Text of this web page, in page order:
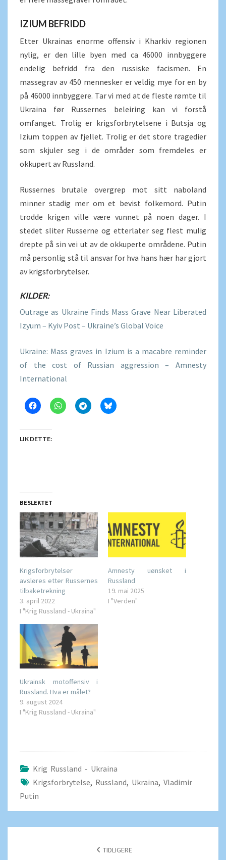
IZIUM BEFRIDD
Etter Ukrainas enorme offensiv i Kharkiv regionen
nylig, er den lille byen med ca 46000 innbyggere
endelig befridd fra den russiske facismen. En
massegrav av 450 mennesker er veldig mye for en by
på 46000 innbyggere. Tar vi med at de fleste rømte til
Ukraina før Russernes beleiring kan vi forstå
omfanget. Trolig er krigsforbrytelsene i Butsja og
Izium toppen av fjellet. Trolig er det store tragedier
som skjuler seg i de områder som fremdeles er
okkupert av Russland.
Russernes brutale overgrep mot sitt naboland
minner stadig mer om et bevist folkemord. Putin
trodde krigen ville være vunnet på noen dager. I
stedet sliter Russerne og etterlater seg flest mulig
drepte på sin vei ut av de okkuperte områdene. Putin
må personlig stå til ansvar for hva hans hær har gjort
av krigsforbrytelser.
KILDER:
Outrage as Ukraine Finds Mass Grave Near Liberated
Izyum – Kyiv Post – Ukraine’s Global Voice
Ukraine: Mass graves in Izium is a macabre reminder
of the cost of Russian aggression – Amnesty
International
LIK DETTE:
BESLEKTET
Krigsforbrytelser
avsløres etter Russernes
tilbaketrekning
3. april 2022
I "Krig Russland - Ukraina"
Amnesty uønsket i
Russland
19. mai 2025
I "Verden"
Ukrainsk motoffensiv i
Russland. Hva er målet?
9. august 2024
I "Krig Russland - Ukraina"
Krig Russland - Ukraina
Krigsforbrytelse, Russland, Ukraina, Vladimir
Putin
TIDLIGERE